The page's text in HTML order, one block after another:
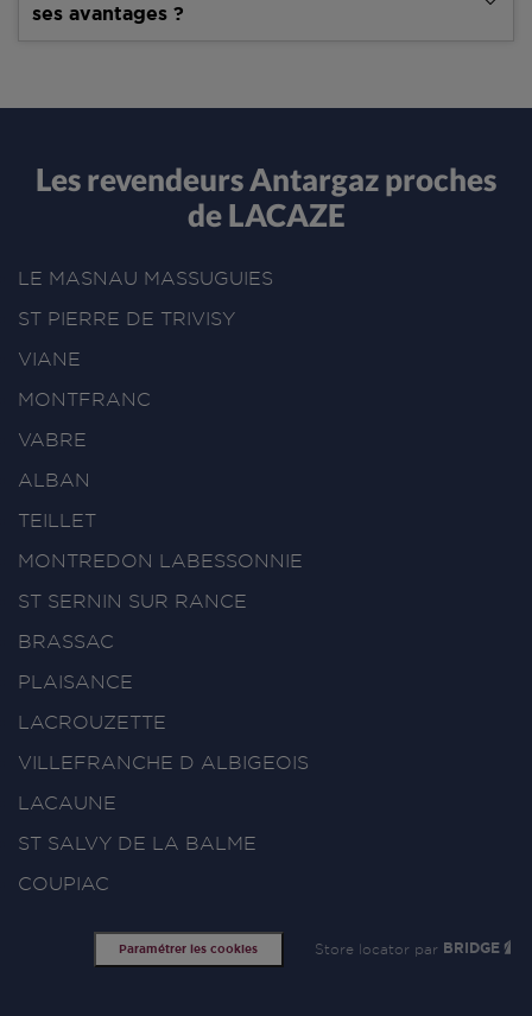
ses avantages ?
Les revendeurs Antargaz proches
de LACAZE
LE MASNAU MASSUGUIES
ST PIERRE DE TRIVISY
VIANE
MONTFRANC
VABRE
ALBAN
TEILLET
MONTREDON LABESSONNIE
ST SERNIN SUR RANCE
BRASSAC
PLAISANCE
LACROUZETTE
VILLEFRANCHE D ALBIGEOIS
LACAUNE
ST SALVY DE LA BALME
COUPIAC
Paramétrer les cookies Store locator par BRIDGE